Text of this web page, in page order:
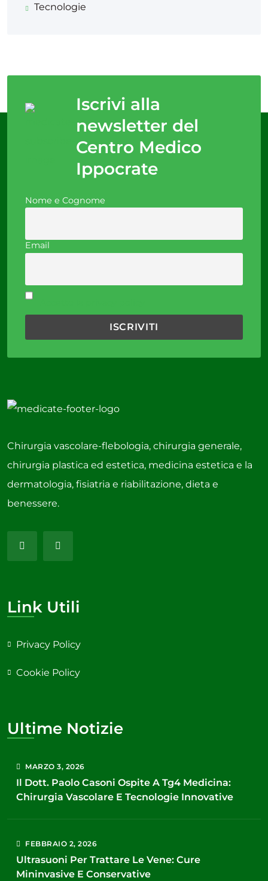
Tecnologie
Iscrivi alla
newsletter del
Centro Medico
Ippocrate
Nome e Cognome
Email
Chirurgia vascolare-flebologia, chirurgia generale,
chirurgia plastica ed estetica, medicina estetica e la
dermatologia, fisiatria e riabilitazione, dieta e
benessere.
Link Utili
Privacy Policy
Cookie Policy
Ultime Notizie
MARZO3, 2026
Il Dott. Paolo Casoni Ospite A Tg4 Medicina:
Chirurgia Vascolare E Tecnologie Innovative
FEBBRAIO 2, 2026
Ultrasuoni Per Trattare Le Vene: Cure
Mininvasive E Conservative